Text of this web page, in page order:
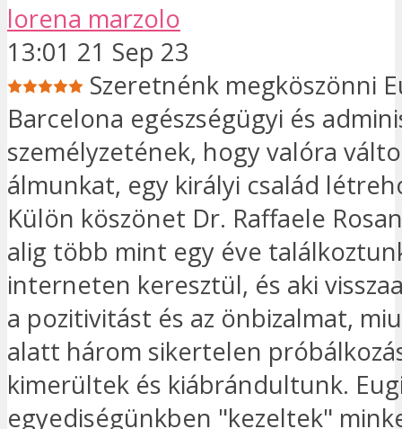
lorena marzolo
13:01 21 Sep 23
Szeretnénk megköszönni
Barcelona egészségügyi és
személyzetének, hogy valóra
álmunkat, egy királyi család
Külön köszönet Dr. Raffaele
alig több mint egy éve
interneten keresztül, és aki
a pozitivitást és az önbizalmat,
alatt három sikertelen
kimerültek és kiábrándultunk.
egyediségünkben "kezeltek"